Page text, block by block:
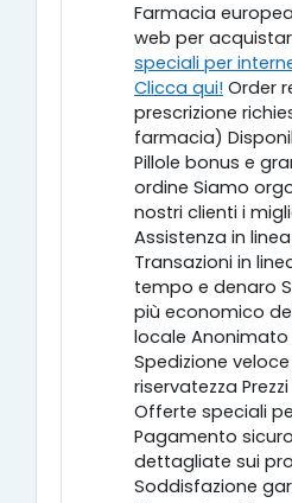
Farmacia
web per
speciali per
Clicca qui! Order
prescrizione
farmacia)
Pillole bonus e
ordine Siamo
nostri clienti i
Assistenza in
Transazioni in
tempo e denaro
più economico
locale
Spedizione
riservatezza
Offerte speciali
Pagamento
dettagliate sui
Soddisfazione